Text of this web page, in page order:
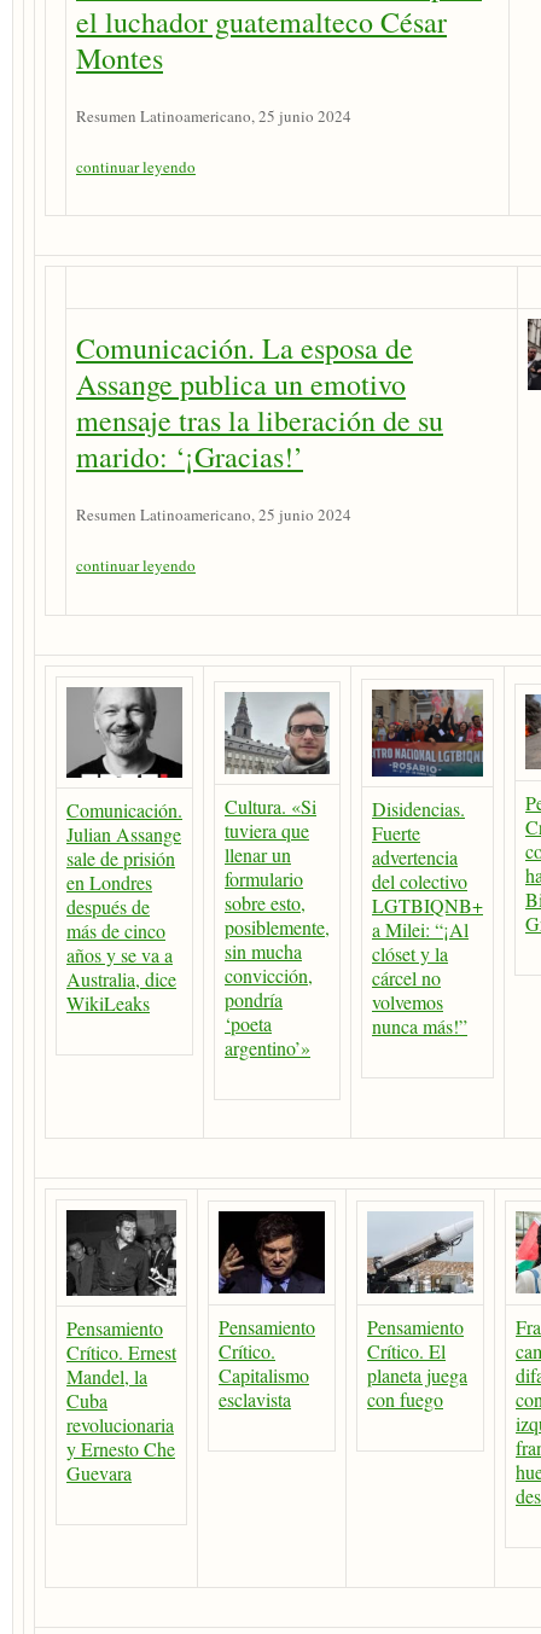
el luchador guatemalteco César
Montes
Resumen Latinoamericano, 25 junio 2024
continuar leyendo
Comunicación. La esposa de
Assange publica un emotivo
mensaje tras la liberación de su
marido: ‘¡Gracias!’
Resumen Latinoamericano, 25 junio 2024
continuar leyendo
Comunicación.
Julian Assange
sale de prisión
en Londres
después de
más de cinco
años y se va a
Australia, dice
WikiLeaks
Cultura. «Si
tuviera que
llenar un
formulario
sobre esto,
posiblemente,
sin mucha
convicción,
pondría
‘poeta
argentino’»
Disidencias.
Fuerte
advertencia
del colectivo
LGTBIQNB+
a Milei: “¡Al
clóset y la
cárcel no
volvemos
nunca más!”
Pensamiento
Crítico. Ernest
Mandel, la
Cuba
revolucionaria
y Ernesto Che
Guevara
Pensamiento
Crítico.
Capitalismo
esclavista
Pensamiento
Crítico. El
planeta juega
con fuego